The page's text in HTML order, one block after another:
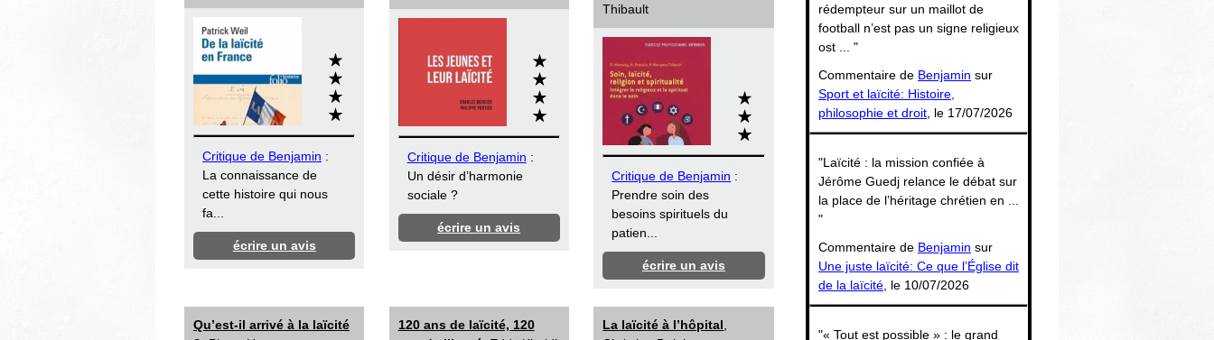
Critique de Benjamin :
La connaissance de
cette histoire qui nous
fa...
écrire un avis
Critique de Benjamin :
Un désir d’harmonie
sociale ?
écrire un avis
Thibault
Critique de Benjamin :
Prendre soin des
besoins spirituels du
patien...
écrire un avis
Qu’est-il arrivé à la laïcité
120 ans de laïcité, 120
La laïcité à l’hôpital
rédempteur sur un maillot de
football n’est pas un signe religieux
ost ... "
Commentaire de Benjamin sur
Sport et laïcité: Histoire,
philosophie et droit , le 17/07/2026
"Laïcité : la mission confiée à
Jérôme Guedj relance le débat sur
la place de l’héritage chrétien en ...
"
Commentaire de Benjamin sur
Une juste laïcité: Ce que l’Église dit
de la laïcité , le 10/07/2026
"« Tout est possible » : le grand